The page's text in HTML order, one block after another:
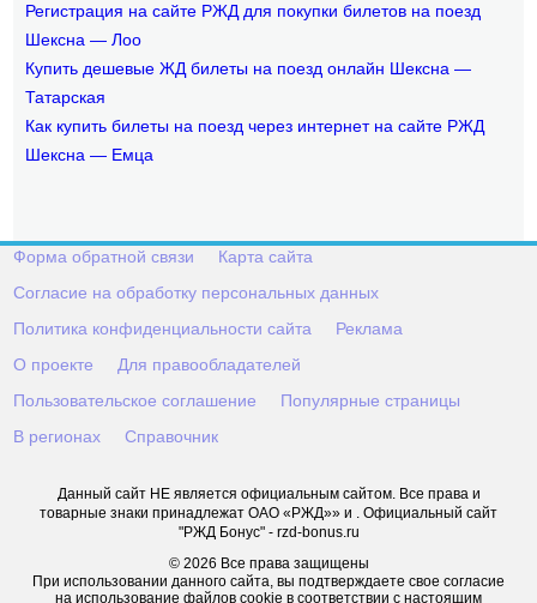
Регистрация на сайте РЖД для покупки билетов на поезд
Шексна — Лоо
Купить дешевые ЖД билеты на поезд онлайн Шексна —
Татарская
Как купить билеты на поезд через интернет на сайте РЖД
Шексна — Емца
Форма обратной связи
Карта сайта
Согласие на обработку персональных данных
Политика конфиденциальности сайта
Реклама
О проекте
Для правообладателей
Пользовательское соглашение
Популярные страницы
В регионах
Справочник
Данный сайт НЕ является официальным сайтом. Все права и
товарные знаки принадлежат ОАО «РЖД»» и . Официальный сайт
"РЖД Бонус" - rzd-bonus.ru
© 2026 Все права защищены
При использовании данного сайта, вы подтверждаете свое согласие
на использование файлов cookie в соответствии с настоящим